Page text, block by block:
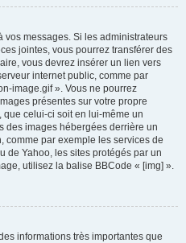
vos messages. Si les administrateurs
jointes, vous pourrez transférer des
vous devrez insérer un lien vers
internet public, comme par
image.gif ». Vous ne pourrez
présentes sur votre propre
celui-ci soit en lui-même un
des images hébergées derrière un
comme par exemple les services de
de Yahoo, les sites protégés par un
utilisez la balise BBCode « [img] ».
informations très importantes que